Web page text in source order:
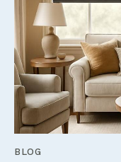
BLOG